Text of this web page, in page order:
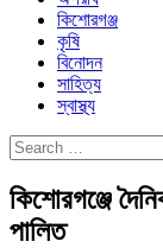
কিশোরগঞ্জ
কৃষি
বিনোদন
সাহিত্য
স্বাস্থ্য
Search
for:
কিশোরগঞ্জে
পালিত